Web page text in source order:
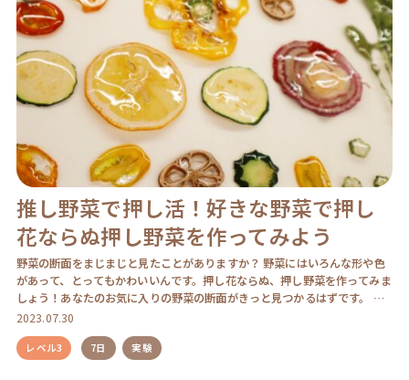
推し野菜で押し活！好きな野菜で押し
花ならぬ押し野菜を作ってみよう
野菜の断面をまじまじと見たことがありますか？ 野菜にはいろんな形や色
があって、とってもかわいいんです。押し花ならぬ、押し野菜を作ってみま
しょう！あなたのお気に入りの野菜の断面がきっと見つかるはずです。 難
易度：レベル3 […]
2023.07.30
レベル3 7日 実験